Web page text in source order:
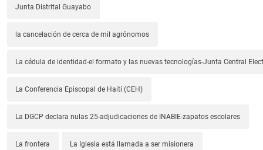
Junta Distrital Guayabo
la cancelación de cerca de mil agrónomos
La cédula de identidad-el formato y las nuevas tecnologías-Junta Central
La Conferencia Episcopal de Haití (CEH)
La DGCP declara nulas 25-adjudicaciones de INABIE-zapatos escolares
La frontera La Iglesia está llamada a ser misionera